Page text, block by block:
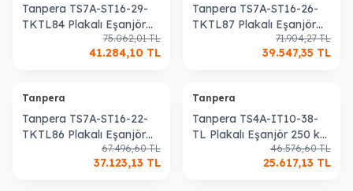
Tanpera TS7A-ST16-29-
TKTL84 Plakalı Eşanjör
400 kW Kullanım Sıcak
Suyu Isıtma Eşanjörü
75.062,01TL
41.284,10 TL
Tanpera TS7A-ST16-26-
TKTL87 Plakalı Eşanjör
350 kW Kullanım Sıcak
Suyu Isıtma Eşanjörü
71.904,27TL
39.547,35 TL
Tanpera
Tanpera TS7A-ST16-22-
TKTL86 Plakalı Eşanjör
300 kW Kullanım Sıcak
Suyu Isıtma Eşanjörü
67.496,60TL
37.123,13 TL
Tanpera
Tanpera TS4A-IT10-38-
TL Plakalı Eşanjör 250 kW
Kullanım Sıcak Suyu
Isıtma Eşanjörü
46.576,60TL
25.617,13 TL